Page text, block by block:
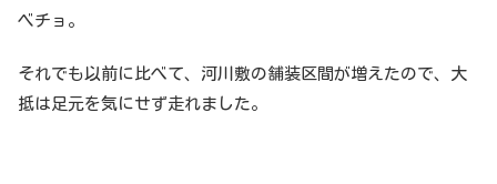
ベチョ。
それでも以前に比べて、河川敷の舗装区間が増えたので、大
抵は足元を気にせず走れました。